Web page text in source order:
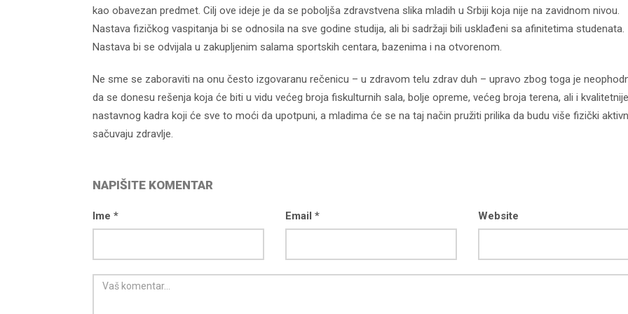
kao obavezan predmet. Cilj ove ideje je da se poboljša zdravstvena slika mladih u Srbiji koja nije na zavidnom nivou.
Nastava fizičkog vaspitanja bi se odnosila na sve godine studija, ali bi sadržaji bili usklađeni sa afinitetima studenata.
Nastava bi se odvijala u zakupljenim salama sportskih centara, bazenima i na otvorenom.
Ne sme se zaboraviti na onu često izgovaranu rečenicu – u zdravom telu zdrav duh – upravo zbog toga je
da se donesu rešenja koja će biti u vidu većeg broja fiskulturnih sala, bolje opreme, većeg broja terena, ali i
nastavnog kadra koji će sve to moći da upotpuni, a mladima će se na taj način pružiti prilika da budu više fizički
sačuvaju zdravlje.
NAPIŠITE KOMENTAR
Ime * Email * Website